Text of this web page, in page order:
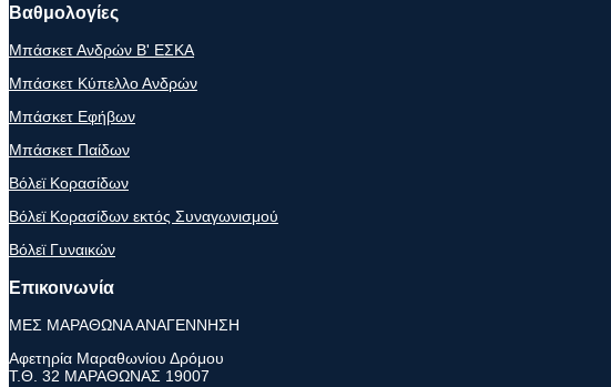
Βαθμολογίες
Μπάσκετ Ανδρών Β' ΕΣΚΑ
Μπάσκετ Κύπελλο Ανδρών
Μπάσκετ Εφήβων
Μπάσκετ Παίδων
Βόλεϊ Κορασίδων
Βόλεϊ Κορασίδων εκτός Συναγωνισμού
Βόλεϊ Γυναικών
Επικοινωνία
ΜΕΣ ΜΑΡΑΘΩΝΑ ΑΝΑΓΕΝΝΗΣΗ
Αφετηρία Μαραθωνίου Δρόμου
Τ.Θ. 32 ΜΑΡΑΘΩΝΑΣ 19007